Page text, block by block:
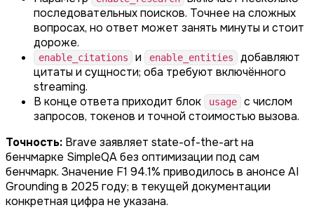
последовательных поисков. Точнее на сложных
вопросах, но ответ может занять минуты и стоит
дороже.
enable_citations и enable_entities
добавляют
цитаты и сущности; оба требуют включённого
streaming.
В конце ответа приходит блок
usage
с числом
запросов, токенов и точной стоимостью вызова.
Точность: Brave заявляет state-of-the-art на
бенчмарке SimpleQA без оптимизации под сам
бенчмарк. Значение F1 94.1% приводилось в анонсе AI
Grounding в 2025 году; в текущей документации
конкретная цифра не указана.